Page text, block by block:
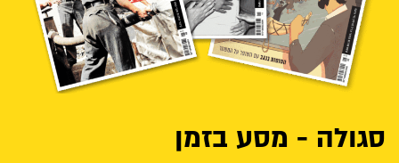
סגולה - מסע בזמן